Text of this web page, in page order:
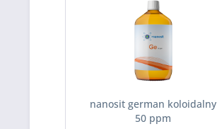
nanosit german koloidalny
50 ppm